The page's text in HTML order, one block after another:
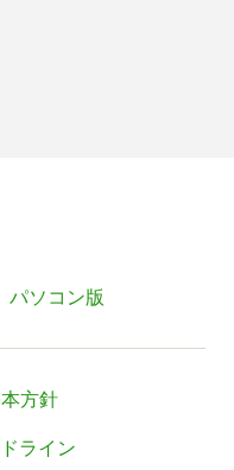
パソコン版
方針
ライン